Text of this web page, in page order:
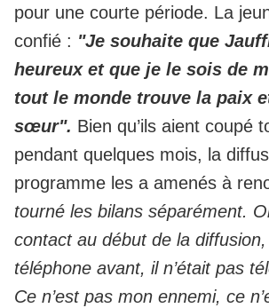
pour une courte période. La
confié : "Je souhaite que
heureux et que je le sois de
tout le monde trouve la paix
sœur". Bien qu’ils aient coupé
pendant quelques mois, la
programme les a amenés à
tourné les bilans séparément.
contact au début de la diffusion,
téléphone avant, il n’était pas
Ce n’est pas mon ennemi, ce